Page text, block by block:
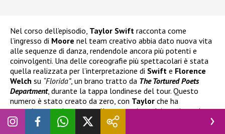
Nel corso dell’episodio, Taylor Swift racconta come
l’ingresso di Moore nel team creativo abbia dato nuova vita
alle sequenze di danza, rendendole ancora più potenti e
coinvolgenti. Una delle coreografie più spettacolari è stata
quella realizzata per l’interpretazione di Swift e Florence
Welch su “Florida”, un brano tratto da The Tortured Poets
Department, durante la tappa londinese del tour. Questo
numero è stato creato da zero, con Taylor che ha
partecipato attivamente alla costruzione dei movimenti.
Taylor Swift